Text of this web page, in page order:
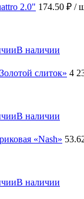
2.0" 174.50 ₽ /
В наличии
слиток» 4
В наличии
«Nash»
В наличии